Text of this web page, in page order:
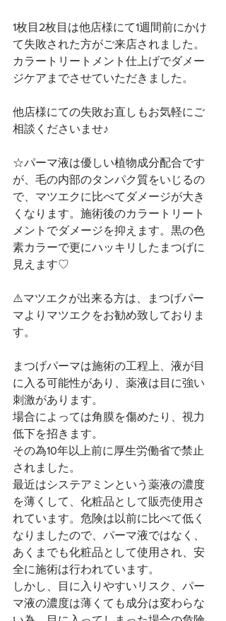
1枚目2枚目は他店様にて1週間前にかけ
て失敗された方がご来店されました。
カラートリートメント仕上げでダメー
ジケアまでさせていただきました。
他店様にての失敗お直しもお気軽にご
相談くださいませ♪
☆パーマ液は優しい植物成分配合です
が、毛の内部のタンパク質をいじるの
で、マツエクに比べてダメージが大き
くなります。施術後のカラートリート
メントでダメージを抑えます。黒の色
素カラーで更にハッキリしたまつげに
見えます♡
⚠️マツエクが出来る方は、まつげパー
マよりマツエクをお勧め致しておりま
す。
まつげパーマは施術の工程上、液が目
に入る可能性があり、薬液は目に強い
刺激があります。
場合によっては角膜を傷めたり、視力
低下を招きます。
その為10年以上前に厚生労働省で禁止
されました。
最近はシステアミンという薬液の濃度
を薄くして、化粧品として販売使用さ
れています。危険は以前に比べて低く
なりましたので、パーマ液ではなく、
あくまでも化粧品として使用され、安
全に施術は行われています。
しかし、目に入りやすいリスク、パー
マ液の濃度は薄くても成分は変わらな